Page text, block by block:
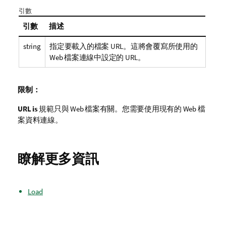
引數
引數 描述
string
指定要載入的檔案 URL。這將會覆寫所使用的
Web 檔案連線中設定的 URL。
限制：
URL is規範只與 Web 檔案有關。您需要使用現有的 Web 檔
案資料連線。
瞭解更多資訊
Load